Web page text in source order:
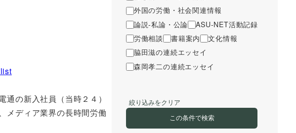
の新入社員（当時２４）
メディア業界の長時間労働
外国の労働・社会関連情報
論説-私論・公論
ASU-NET活動記録
労働相談
書籍案内
文化情報
脇田滋の連続エッセイ
森岡孝二の連続エッセイ
絞り込みをクリア
この条件で検索